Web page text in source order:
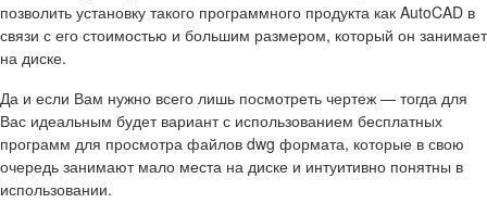
позволить установку такого программного продукта как AutoCAD в
связи с его стоимостью и большим размером, который он занимает
на диске.
Да и если Вам нужно всего лишь посмотреть чертеж — тогда для
Вас идеальным будет вариант с использованием бесплатных
программ для просмотра файлов dwg формата, которые в свою
очередь занимают мало места на диске и интуитивно понятны в
использовании.